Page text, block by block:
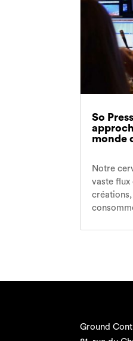
So
monde
Notre
vaste flux
Ground